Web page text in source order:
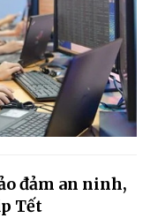
đảm an ninh,
Tết